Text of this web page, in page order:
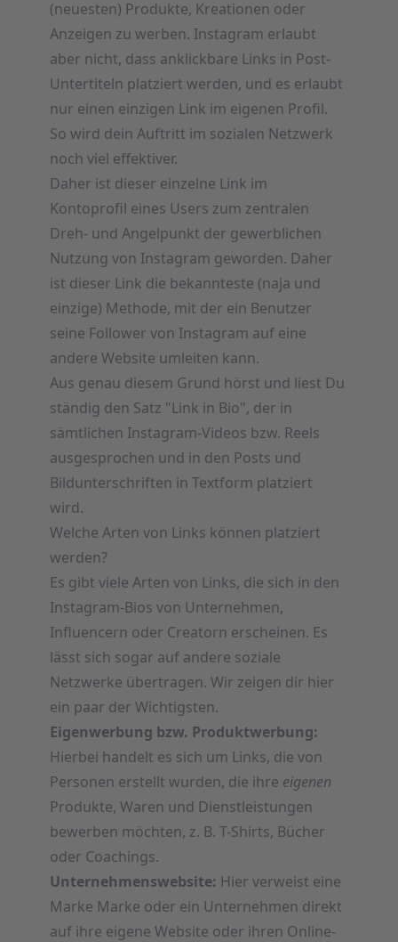
(neuesten) Produkte, Kreationen oder
Anzeigen zu werben. Instagram erlaubt
aber nicht, dass anklickbare Links in Post-
Untertiteln platziert werden, und es erlaubt
nur einen einzigen Link im eigenen Profil.
So wird dein Auftritt im sozialen Netzwerk
noch viel effektiver.
Daher ist dieser einzelne Link im
Kontoprofil eines Users zum zentralen
Dreh- und Angelpunkt der gewerblichen
Nutzung von Instagram geworden. Daher
ist dieser Link die bekannteste (naja und
einzige) Methode, mit der ein Benutzer
seine Follower von Instagram auf eine
andere Website umleiten kann.
Aus genau diesem Grund hörst und liest Du
ständig den Satz "Link in Bio", der in
sämtlichen Instagram-Videos bzw. Reels
ausgesprochen und in den Posts und
Bildunterschriften in Textform platziert
wird.
Welche Arten von Links können platziert
werden?
Es gibt viele Arten von Links, die sich in den
Instagram-Bios von Unternehmen,
Influencern oder Creatorn erscheinen. Es
lässt sich sogar auf andere soziale
Netzwerke übertragen. Wir zeigen dir hier
ein paar der Wichtigsten.
Eigenwerbung bzw. Produktwerbung:
Hierbei handelt es sich um Links, die von
Personen erstellt wurden, die ihre eigenen
Produkte, Waren und Dienstleistungen
bewerben möchten, z. B. T-Shirts, Bücher
oder Coachings.
Unternehmenswebsite: Hier verweist eine
Marke Marke oder ein Unternehmen direkt
auf ihre eigene Website oder ihren Online-